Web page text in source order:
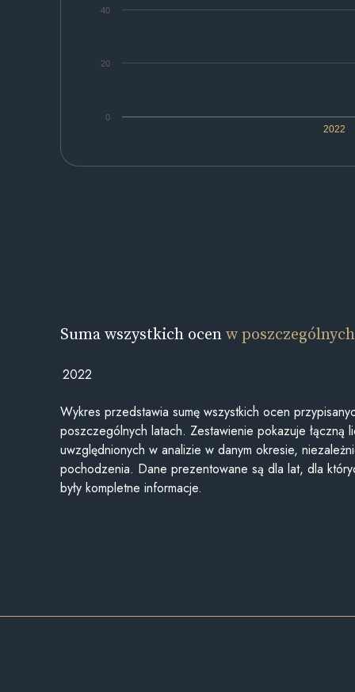
2022
0
20
40
Suma wszystkich ocenw
2022
Wykres przedstawia sumę wszystkich ocen
poszczególnych latach. Zestawienie pokazuje łączną
uwzględnionych w analizie w danym okresie,
pochodzenia. Dane prezentowane są dla lat, dla
były kompletne informacje.